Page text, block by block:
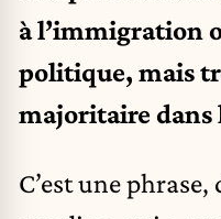
à l’immigration
politique, mais
majoritaire dans
C’est une phrase,